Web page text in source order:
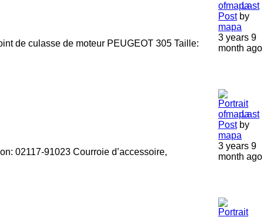
de culasse de moteur PEUGEOT 305 Taille:
Last
Postby
mapa
3 years 9
month ago
02117-91023 Courroie d’accessoire,
Last
Postby
mapa
3 years 9
month ago